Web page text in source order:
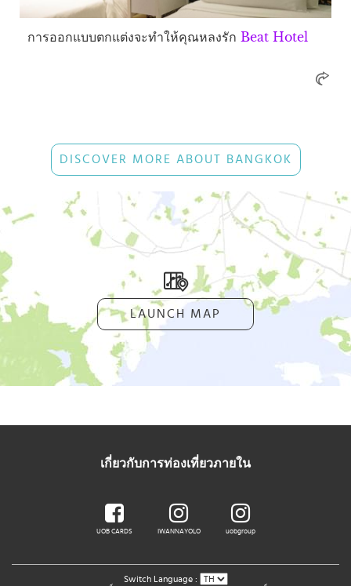
การออกแบบตกแต่งจะทำให้คุณหลงรัก Beat Hotel
DISCOVER MORE ABOUT BANGKOK
LAUNCH MAP
เกี่ยวกับการท่องเที่ยวภายใน
UOB CARDS IWANNAYOLO uobgroup
Switch Language :